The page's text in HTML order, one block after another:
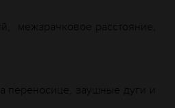
межзрачковое расстояние,
переносице, заушные дуги и